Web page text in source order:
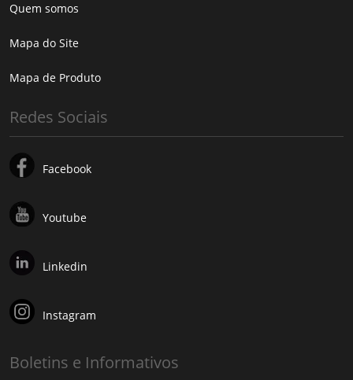
Quem somos
Mapa do Site
Mapa de Produto
Redes Sociais
Facebook
Youtube
Linkedin
Instagram
Boletins e Informativos